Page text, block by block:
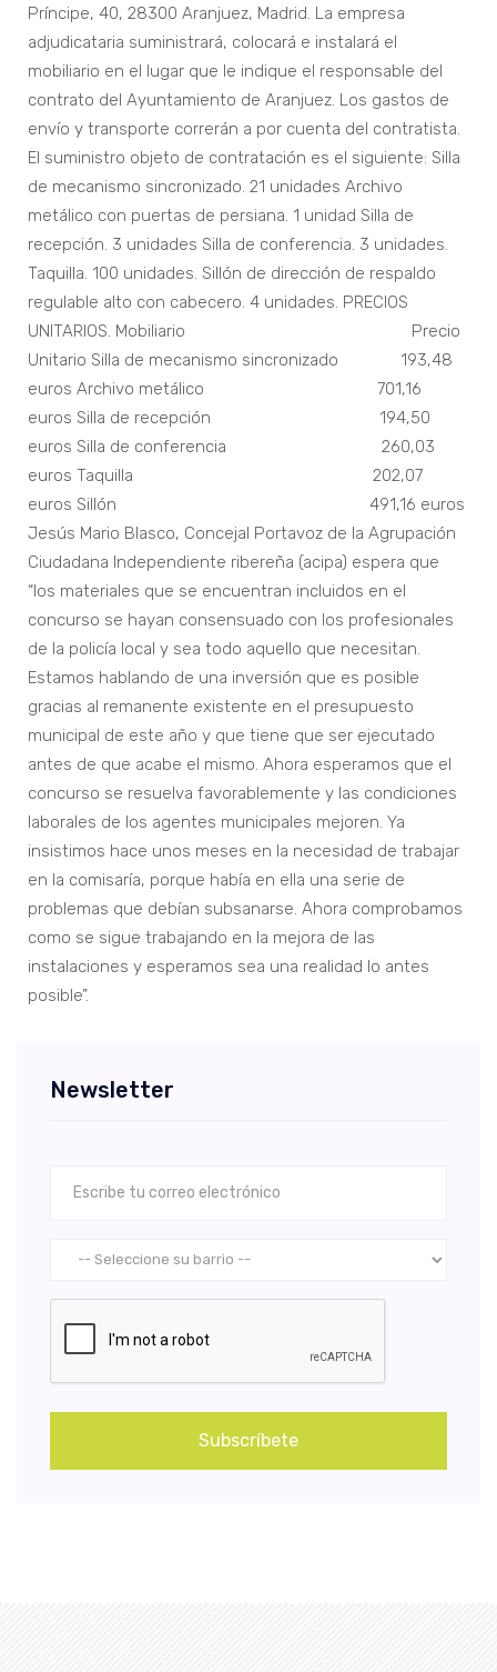
Príncipe, 40, 28300 Aranjuez, Madrid. La empresa
adjudicataria suministrará, colocará e instalará el
mobiliario en el lugar que le indique el responsable del
contrato del Ayuntamiento de Aranjuez. Los gastos de
envío y transporte correrán a por cuenta del contratista.
El suministro objeto de contratación es el siguiente: Silla
de mecanismo sincronizado. 21 unidades Archivo
metálico con puertas de persiana. 1 unidad Silla de
recepción. 3 unidades Silla de conferencia. 3 unidades.
Taquilla. 100 unidades. Sillón de dirección de respaldo
regulable alto con cabecero. 4 unidades. PRECIOS
UNITARIOS. Mobiliario Precio
Unitario Silla de mecanismo sincronizado 193,48
euros Archivo metálico 701,16
euros Silla de recepción 194,50
euros Silla de conferencia 260,03
euros Taquilla 202,07
euros Sillón 491,16 euros
Jesús Mario Blasco, Concejal Portavoz de la Agrupación
Ciudadana Independiente ribereña (acipa) espera que
“los materiales que se encuentran incluidos en el
concurso se hayan consensuado con los profesionales
de la policía local y sea todo aquello que necesitan.
Estamos hablando de una inversión que es posible
gracias al remanente existente en el presupuesto
municipal de este año y que tiene que ser ejecutado
antes de que acabe el mismo. Ahora esperamos que el
concurso se resuelva favorablemente y las condiciones
laborales de los agentes municipales mejoren. Ya
insistimos hace unos meses en la necesidad de trabajar
en la comisaría, porque había en ella una serie de
problemas que debían subsanarse. Ahora comprobamos
como se sigue trabajando en la mejora de las
instalaciones y esperamos sea una realidad lo antes
posible”.
Newsletter
Subscríbete